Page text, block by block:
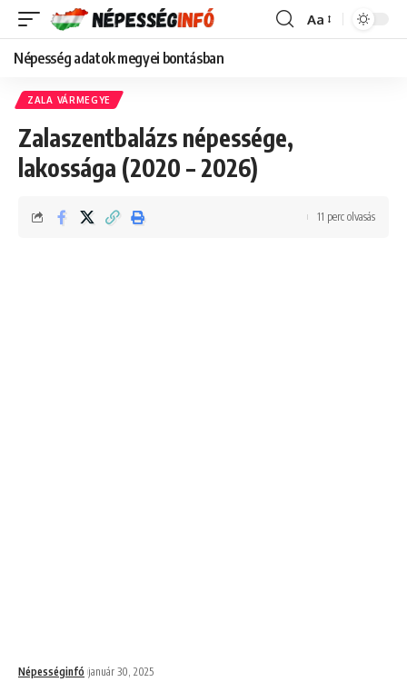
Font
Aa
Népesség adatok megyei bontásban
ZALA VÁRMEGYE
Zalaszentbalázs népessége,
lakossága (2020 – 2026)
Népességinfó január 30, 2025
11 perc olvasás